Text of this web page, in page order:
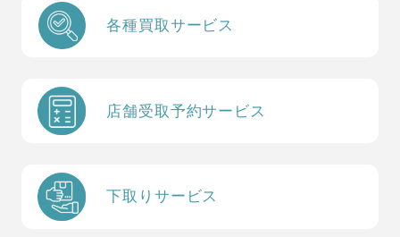
各種買取サービス
店舗受取予約サービス
下取りサービス